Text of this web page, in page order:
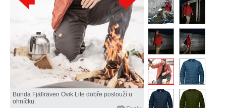
Bunda Fjällräven Övik Lite dobře poslouží u
ohníčku.